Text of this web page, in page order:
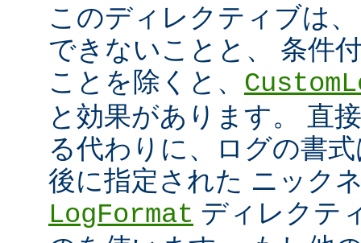
このディレクティブは
できないことと、 条件
ことを除くと、
と効果があります。 直
る代わりに、ログの書
後に指定された ニック
LogFormat ディレクテ